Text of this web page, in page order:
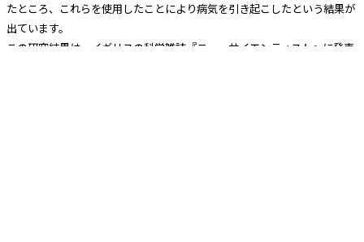
たところ、これらを使用したことにより病気を引き起こしたという結果が
出ています。
この研究結果は、イギリスの科学雑誌『ニューサイエンティスト』に発表